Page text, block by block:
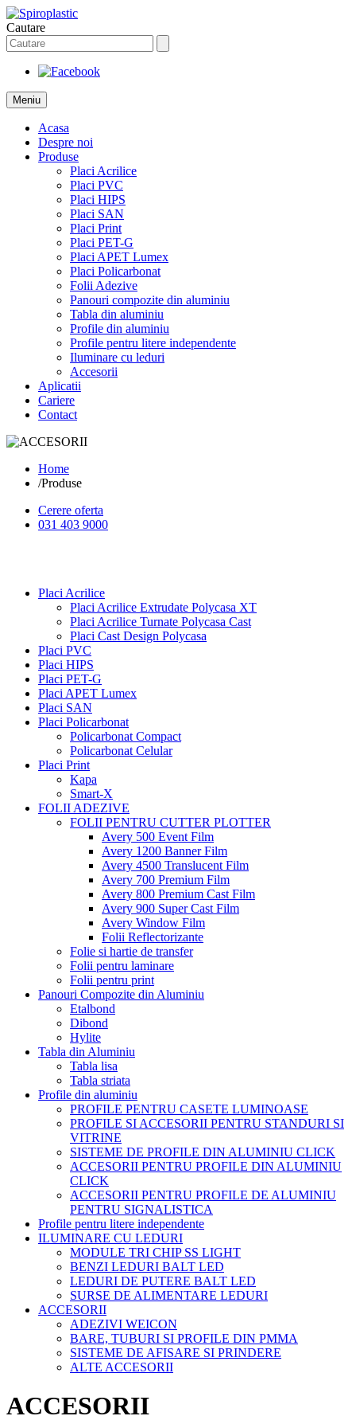
Cautare
Meniu
Acasa
Despre noi
Produse
Placi Acrilice
Placi PVC
Placi HIPS
Placi SAN
Placi Print
Placi PET-G
Placi APET Lumex
Placi Policarbonat
Folii Adezive
Panouri compozite din aluminiu
Tabla din aluminiu
Profile din aluminiu
Profile pentru litere independente
Iluminare cu leduri
Accesorii
Aplicatii
Cariere
Contact
Home
/Produse
Cerere oferta
031 403 9000
Placi Acrilice
Placi Acrilice Extrudate Polycasa XT
Placi Acrilice Turnate Polycasa Cast
Placi Cast Design Polycasa
Placi PVC
Placi HIPS
Placi PET-G
Placi APET Lumex
Placi SAN
Placi Policarbonat
Policarbonat Compact
Policarbonat Celular
Placi Print
Kapa
Smart-X
FOLII ADEZIVE
FOLII PENTRU CUTTER PLOTTER
Avery 500 Event Film
Avery 1200 Banner Film
Avery 4500 Translucent Film
Avery 700 Premium Film
Avery 800 Premium Cast Film
Avery 900 Super Cast Film
Avery Window Film
Folii Reflectorizante
Folie si hartie de transfer
Folii pentru laminare
Folii pentru print
Panouri Compozite din Aluminiu
Etalbond
Dibond
Hylite
Tabla din Aluminiu
Tabla lisa
Tabla striata
Profile din aluminiu
PROFILE PENTRU CASETE LUMINOASE
PROFILE SI ACCESORII PENTRU STANDURI SI
VITRINE
SISTEME DE PROFILE DIN ALUMINIU CLICK
ACCESORII PENTRU PROFILE DIN ALUMINIU
CLICK
ACCESORII PENTRU PROFILE DE ALUMINIU
PENTRU SIGNALISTICA
Profile pentru litere independente
ILUMINARE CU LEDURI
MODULE TRI CHIP SS LIGHT
BENZI LEDURI BALT LED
LEDURI DE PUTERE BALT LED
SURSE DE ALIMENTARE LEDURI
ACCESORII
ADEZIVI WEICON
BARE, TUBURI SI PROFILE DIN PMMA
SISTEME DE AFISARE SI PRINDERE
ALTE ACCESORII
ACCESORII